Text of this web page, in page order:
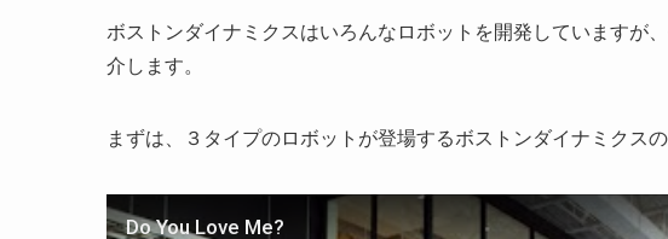
ボストンダイナミクスはいろんなロボットを開発していますが
介します。
まずは、３タイプのロボットが登場するボストンダイナミクス
Do You Love Me?